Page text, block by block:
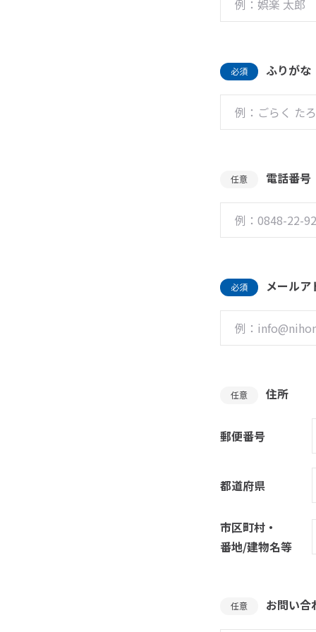
必須 ふりがな
任意 電話番号
必須 メールア
任意 住所
郵便番号
都道府県
市区町村・
番地/建物名等
任意 お問い合